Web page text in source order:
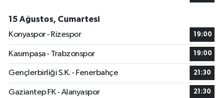
15 Ağustos, Cumartesi
Konyaspor - Rizespor
19:00
Kasımpaşa - Trabzonspor 19:00
Gençlerbirliği S.K. - Fenerbahçe 21:30
Gaziantep FK - Alanyaspor 21:30